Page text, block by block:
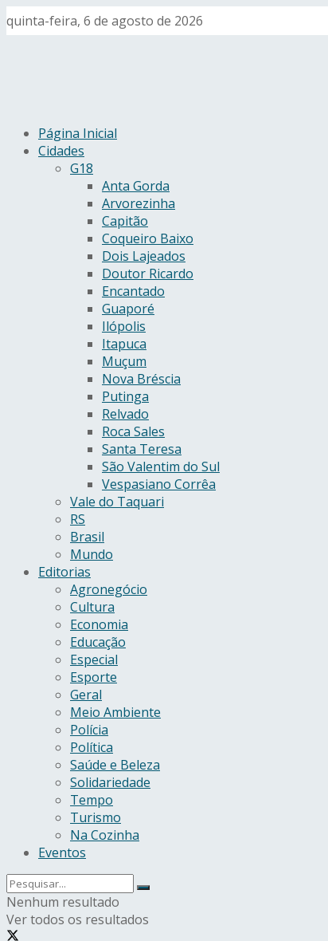
quinta-feira, 6 de agosto de 2026
Página Inicial
Cidades
G18
Anta Gorda
Arvorezinha
Capitão
Coqueiro Baixo
Dois Lajeados
Doutor Ricardo
Encantado
Guaporé
Ilópolis
Itapuca
Muçum
Nova Bréscia
Putinga
Relvado
Roca Sales
Santa Teresa
São Valentim do Sul
Vespasiano Corrêa
Vale do Taquari
RS
Brasil
Mundo
Editorias
Agronegócio
Cultura
Economia
Educação
Especial
Esporte
Geral
Meio Ambiente
Polícia
Política
Saúde e Beleza
Solidariedade
Tempo
Turismo
Na Cozinha
Eventos
Nenhum resultado
Ver todos os resultados